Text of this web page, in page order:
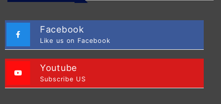
Facebook
Like us on Facebook
Youtube
Subscribe US